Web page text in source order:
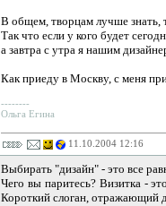
В общем, творцам лучше знать,
Так что если у кого будет
а завтра с утра я нашим
Как приеду в Москву, с меня
--------
Ольга Егина
11.10.2004 12:16
Выбирать "дизайн" - это все
Чего вы паритесь? Визитка -
Короткий слоган, отражающий